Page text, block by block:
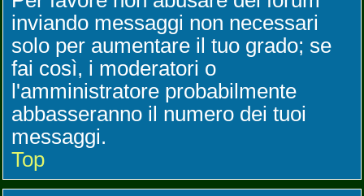
inviando messaggi non necessari
solo per aumentare il tuo grado; se
fai così, i moderatori o
l'amministratore probabilmente
abbasseranno il numero dei tuoi
messaggi.
Top